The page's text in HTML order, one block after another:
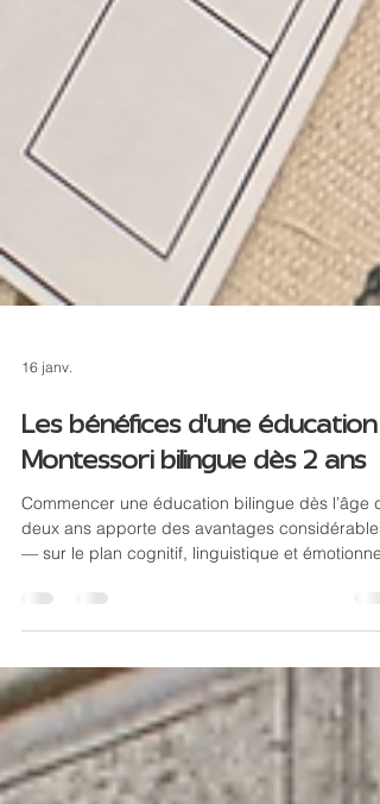
Les bénéfices d’une éducation
— sur le plan cognitif, linguistique et émotionnel.
Associée à la pédagogie Montessori , cette
approche favorise un développement
harmonieux, l’autonomie et une ouverture
culturelle exceptionnelle. À La Nouvelle École , à
Paris 7ᵉ et à Genève Vieille-Ville , notre